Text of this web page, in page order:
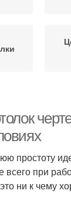
простоту
при
ни к чему